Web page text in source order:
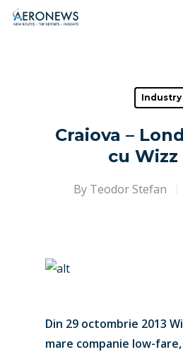
Hit enter to search or ESC
Industry
Craiova –
cu Wizz
By Teodor Stefan
Din 29 octombrie 2013
mare companie low-